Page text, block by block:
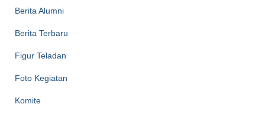
Berita Alumni
Berita Terbaru
Figur Teladan
Foto Kegiatan
Komite